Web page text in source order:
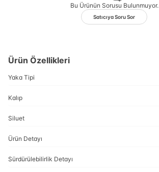
Bu Ürünün Sorusu Bulunmuyor.
Satıcıya Soru Sor
Ürün Özellikleri
Yaka Tipi
Kalıp
Siluet
Ürün Detayı
Sürdürülebilirlik Detayı